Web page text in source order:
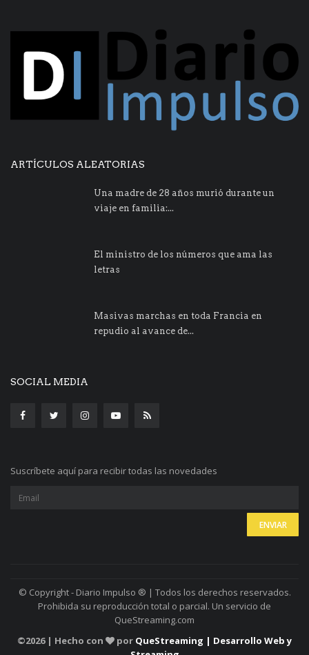
ARTÍCULOS ALEATORIAS
Una madre de 28 años murió durante un
viaje en familia:...
El ministro de los números que ama las
letras
Masivas marchas en toda Francia en
repudio al avance de...
SOCIAL MEDIA
Suscríbete aquí para recibir todas las novedades
© Copyright - Diario Impulso ® | Todos los derechos reservados.
Prohibida su reproducción total o parcial. Un servicio de
QueStreaming.com
©2026 | Hecho con por QueStreaming | Desarrollo Web y